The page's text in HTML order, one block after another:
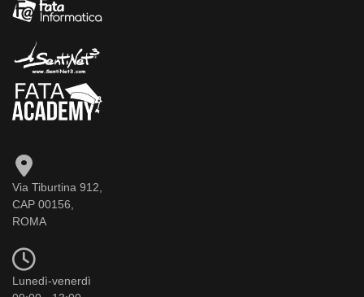
Via Tiburtina 912,
CAP 00156,
ROMA
Lunedì-venerdì